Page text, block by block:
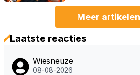
Meer artikelen
Laatste reacties
Wiesneuze
08-08-2026